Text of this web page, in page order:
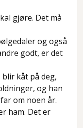
gjøre. Det må
og også
godt, er det
kåt på deg,
og han
om noen år.
ham. Det er